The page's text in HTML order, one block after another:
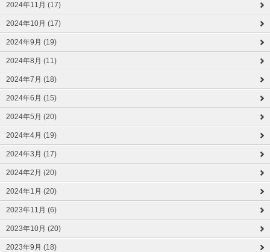
2024年11月 (17)
2024年10月 (17)
2024年9月 (19)
2024年8月 (11)
2024年7月 (18)
2024年6月 (15)
2024年5月 (20)
2024年4月 (19)
2024年3月 (17)
2024年2月 (20)
2024年1月 (20)
2023年11月 (6)
2023年10月 (20)
2023年9月 (18)